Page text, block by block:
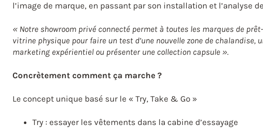
l’image de marque, en passant par son installation et l’analyse
« Notre showroom privé connecté permet à toutes les marques de
vitrine physique pour faire un test d’une nouvelle zone de chalandise,
marketing expérientiel ou présenter une collection capsule ».
Concrètement comment ça marche ?
Le concept unique basé sur le « Try, Take & Go »
Try : essayer les vêtements dans la cabine d’essayage